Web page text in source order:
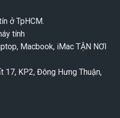
ở TpHCM.
tính
Macbook, iMac TẬN NƠI
17, KP2, Đông Hưng Thuận,